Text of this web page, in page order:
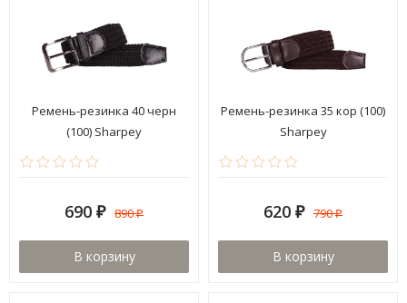
Ремень-резинка 40 черн
(100) Sharpey
690 ₽ 890₽
В корзину
Ремень-резинка 35 кор (100)
Sharpey
620 ₽ 790₽
В корзину